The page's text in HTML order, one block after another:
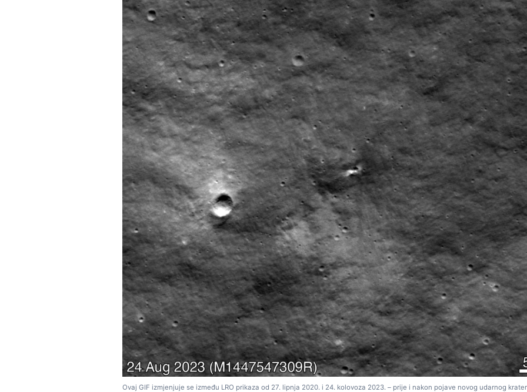
Ovaj GIF izmjenjuje se između LRO prikaza od 27. lipnja 2020. i 24. kolovoza 2023. – prije i nakon pojave novog udarnog